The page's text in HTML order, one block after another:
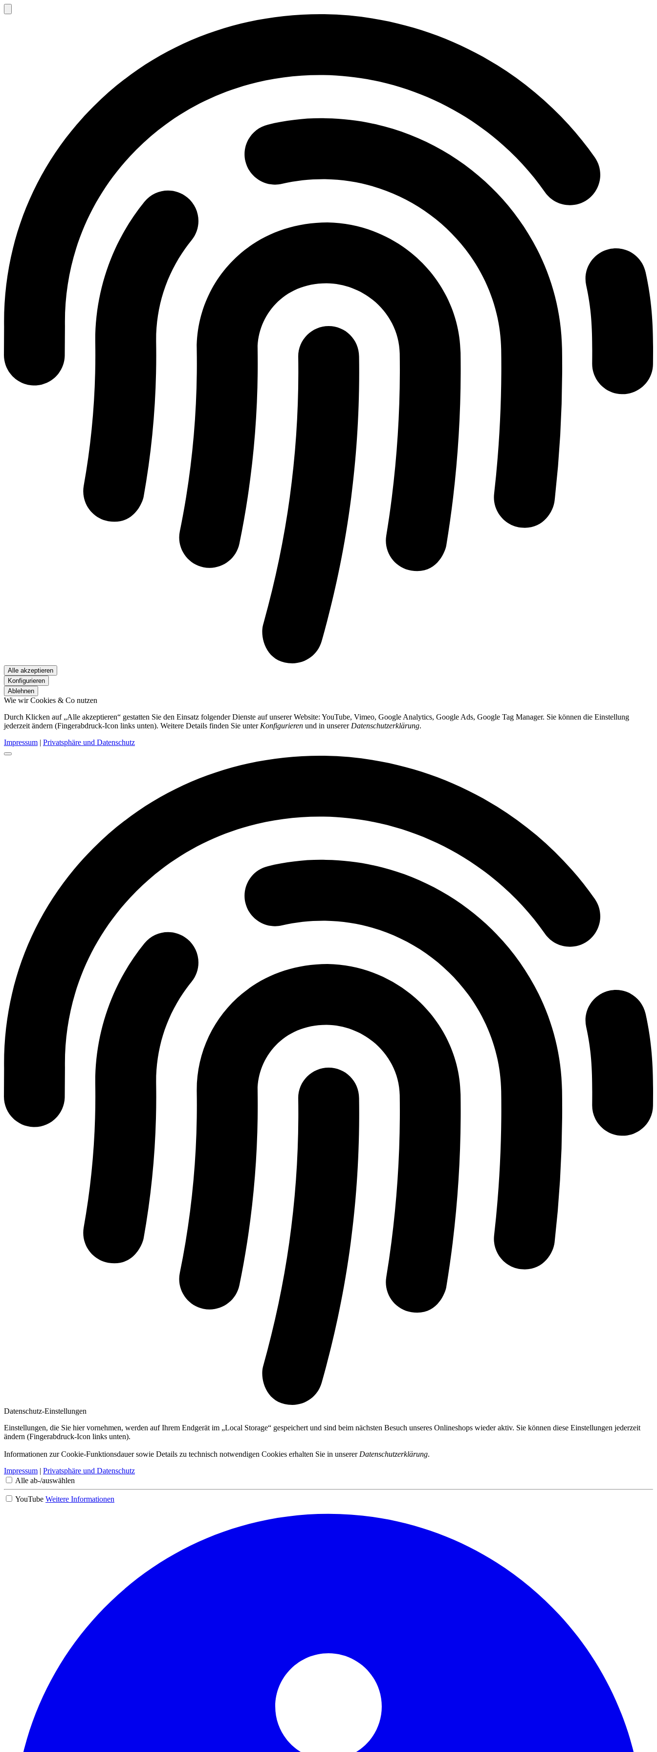
Alle akzeptieren
Konfigurieren
Ablehnen
Wie wir Cookies & Co nutzen
Durch Klicken auf „Alle akzeptieren“ gestatten Sie den Einsatz folgender Dienste auf unserer Website: YouTube, Vimeo, Google Analytics, Google Ads, Google Tag Manager. Sie können die Einstellung
jederzeit ändern (Fingerabdruck-Icon links unten). Weitere Details finden Sie unter Konfigurieren und in unserer Datenschutzerklärung.
Impressum | Privatsphäre und Datenschutz
Datenschutz-Einstellungen
Einstellungen, die Sie hier vornehmen, werden auf Ihrem Endgerät im „Local Storage“ gespeichert und sind beim nächsten Besuch unseres Onlineshops wieder aktiv. Sie können diese Einstellungen jederzeit
ändern (Fingerabdruck-Icon links unten).
Informationen zur Cookie-Funktionsdauer sowie Details zu technisch notwendigen Cookies erhalten Sie in unserer Datenschutzerklärung.
Impressum | Privatsphäre und Datenschutz
Alle ab-/auswählen
YouTube Weitere Informationen